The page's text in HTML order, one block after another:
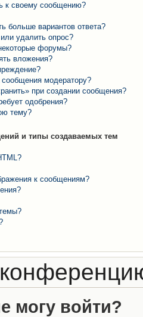
к своему сообщению?
больше вариантов ответа?
удалить опрос?
форумы?
вложения?
модератору?
при создании сообщения?
одобрения?
тему?
и типы создаваемых тем
к сообщениям?
могу войти?